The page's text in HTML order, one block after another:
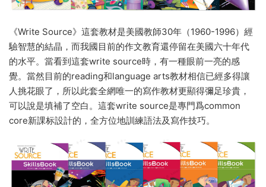
《Write Source》這套教材是美國教師30年（1960-1996）經
驗智慧的結晶，而我國目前的作文教育還停留在美國六十年代
的水平。當看到這套write source時，有一種眼前一亮的感
覺。當然目前的reading和language arts教材相信已經多得讓
人挑花眼了，所以此套全網唯一的寫作教材更顯得彌足珍貴，
可以說是填補了空白。這套write source是專門爲common
core新課标設計的，全方位地訓練語法及寫作技巧。